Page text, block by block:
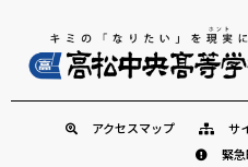
アクセスマップ サ
緊急